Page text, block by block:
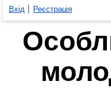
Вхід Реєстрація